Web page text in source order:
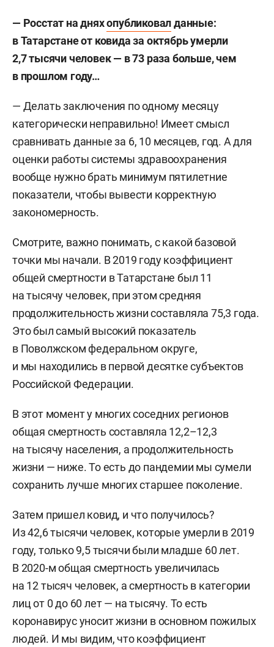
— Росстат на дняхопубликовалданные:
в Татарстане от ковида за октябрь умерли
2,7 тысячи человек — в 73 раза больше, чем
в прошлом году…
— Делать заключения по одному месяцу
категорически неправильно! Имеет смысл
сравнивать данные за 6, 10 месяцев, год. А для
оценки работы системы здравоохранения
вообще нужно брать минимум пятилетние
показатели, чтобы вывести корректную
закономерность.
Смотрите, важно понимать, с какой базовой
точки мы начали. В 2019 году коэффициент
общей смертности в Татарстане был 11
на тысячу человек, при этом средняя
продолжительность жизни составляла 75,3 года.
Это был самый высокий показатель
в Поволжском федеральном округе,
и мы находились в первой десятке субъектов
Российской Федерации.
В этот момент у многих соседних регионов
общая смертность составляла 12,2–12,3
на тысячу населения, а продолжительность
жизни — ниже. То есть до пандемии мы сумели
сохранить лучше многих старшее поколение.
Затем пришел ковид, и что получилось?
Из 42,6 тысячи человек, которые умерли в 2019
году, только 9,5 тысячи были младше 60 лет.
В 2020-м общая смертность увеличилась
на 12 тысяч человек, а смертность в категории
лиц от 0 до 60 лет — на тысячу. То есть
коронавирус уносит жизни в основном пожилых
людей. И мы видим, что коэффициент